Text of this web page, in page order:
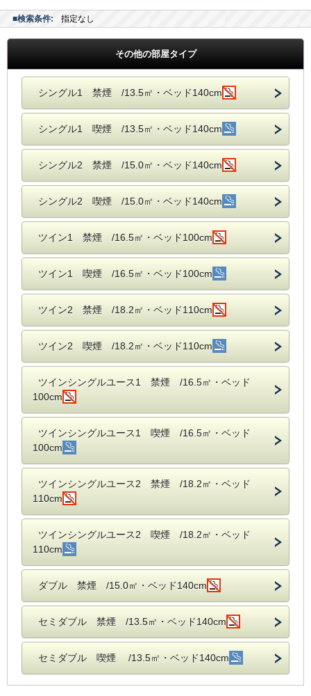
■検索条件: 指定なし
その他の部屋タイプ
シングル1 禁煙 /13.5㎡・ベッド140cm
シングル1 喫煙 /13.5㎡・ベッド140cm
シングル2 禁煙 /15.0㎡・ベッド140cm
シングル2 喫煙 /15.0㎡・ベッド140cm
ツイン1 禁煙 /16.5㎡・ベッド100cm
ツイン1 喫煙 /16.5㎡・ベッド100cm
ツイン2 禁煙 /18.2㎡・ベッド110cm
ツイン2 喫煙 /18.2㎡・ベッド110cm
ツインシングルユース1 禁煙 /16.5㎡・ベッド
100cm
ツインシングルユース1 喫煙 /16.5㎡・ベッド
100cm
ツインシングルユース2 禁煙 /18.2㎡・ベッド
110cm
ツインシングルユース2 喫煙 /18.2㎡・ベッド
110cm
ダブル 禁煙 /15.0㎡・ベッド140cm
セミダブル 禁煙 /13.5㎡・ベッド140cm
セミダブル 喫煙 /13.5㎡・ベッド140cm